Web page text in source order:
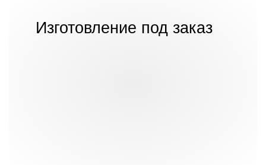
Изготовление под заказ